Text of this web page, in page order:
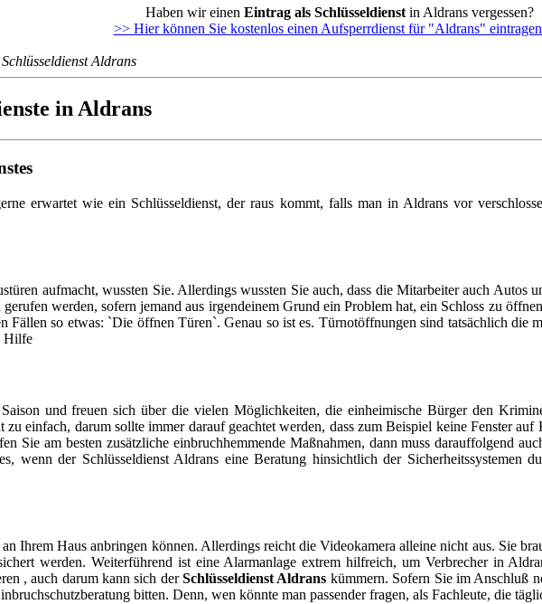
Haben wir einen Eintrag als Schlüsseldienst in Aldrans vergessen?
>> Hier können Sie kostenlos einen Aufsperrdienst für "Aldrans"
Schlüsseldienst Aldrans
in Aldrans
erwartet wie ein Schlüsseldienst, der raus kommt, falls man in Aldrans vor
aufmacht, wussten Sie. Allerdings wussten Sie auch, dass die Mitarbeiter auch
werden, sofern jemand aus irgendeinem Grund ein Problem hat, ein Schloss zu
Fällen so etwas: `Die öffnen Türen`. Genau so ist es. Türnotöffnungen sind tatsächlich die
Hilfe
Saison und freuen sich über die vielen Möglichkeiten, die einheimische Bürger den
zu einfach, darum sollte immer darauf geachtet werden, dass zum Beispiel keine Fenster
Sie am besten zusätzliche einbruchhemmende Maßnahmen, dann muss darauffolgend
wenn der Schlüsseldienst Aldrans eine Beratung hinsichtlich der Sicherheitssystemen
Ihrem Haus anbringen können. Allerdings reicht die Videokamera alleine nicht aus. Sie
werden. Weiterführend ist eine Alarmanlage extrem hilfreich, um Verbrecher in
, auch darum kann sich derSchlüsseldienst Aldrans kümmern. Sofern Sie im Anschluß
bitten. Denn, wen könnte man passender fragen, als Fachleute, die